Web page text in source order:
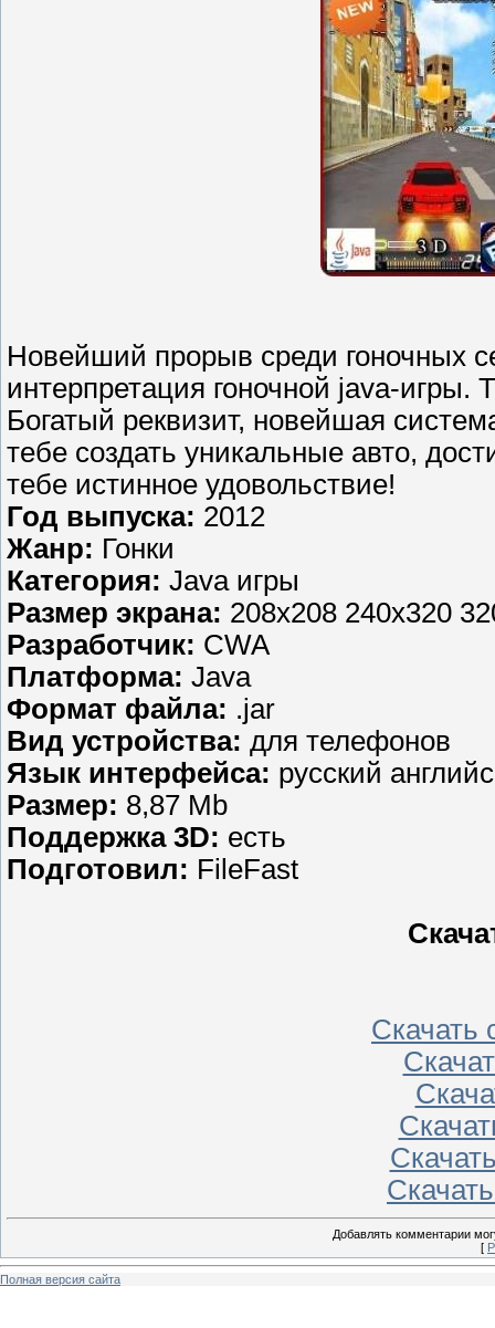
Новейший прорыв среди гоночных
интерпретация гоночной java-
Богатый реквизит, новейшая
тебе создать уникальные авто,
тебе истинное удовольствие!
Год выпуска: 2012
Жанр: Гонки
Категория: Java игры
Размер экрана: 208x208 240x320
Разработчик: CWA
Платформа: Java
Формат файла: .jar
Вид устройства: для телефонов
Язык интерфейса: русский
Размер: 8,87 Mb
Поддержка 3D: есть
Подготовил: FileFast
Скачать
Добавлять комментарии
[
Полная версия сайта